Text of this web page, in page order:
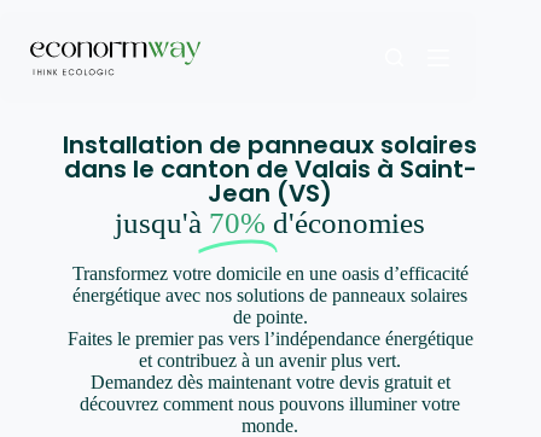
Installation de panneaux solaires
dans le canton de Valais à Saint-
Jean (VS)
jusqu'à 70% d'économies
Transformez votre domicile en une oasis d’efficacité
énergétique avec nos solutions de panneaux solaires
de pointe.
Faites le premier pas vers l’indépendance énergétique
et contribuez à un avenir plus vert.
Demandez dès maintenant votre devis gratuit et
découvrez comment nous pouvons illuminer votre
monde.